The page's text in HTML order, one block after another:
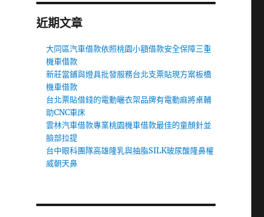
近期文章
大同區汽車借款依照桃園小額借款安全保障三重
機車借款
新莊當鋪與燈具批發服務台北支票貼現方案板橋
機車借款
台北票貼借錢的電動曬衣架品牌有電動麻將桌輔
助CNC車床
雲林汽車借款專業桃園機車借款最佳的童顏針並
臉部拉提
台中眼科團隊高雄隆乳與抽脂SILK玻尿酸隆鼻權
威朝天鼻